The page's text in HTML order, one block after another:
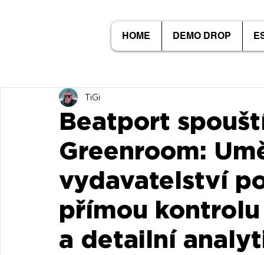
HOME DEMO DROP
Beatport
Greenroom:
vydavatelství
přímou
a detailní
TiGi